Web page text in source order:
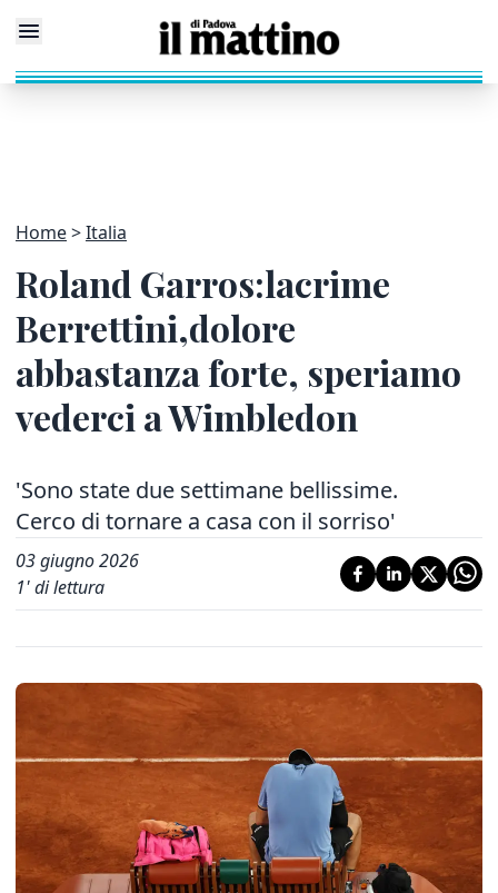
Home Italia
Roland Garros:lacrime
Berrettini,dolore
abbastanza forte, speriamo
vederci a Wimbledon
'Sono state due settimane bellissime.
Cerco di tornare a casa con il sorriso'
03 giugno 2026
1' di lettura